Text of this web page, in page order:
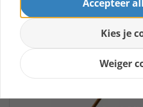
Accepteer
Kies je
Weiger